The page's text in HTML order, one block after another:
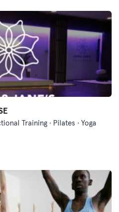
Training · Pilates · Yoga